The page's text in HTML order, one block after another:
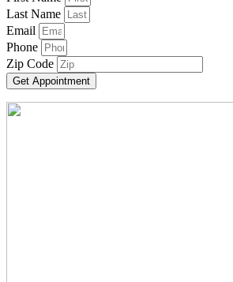
Last Name
Email
Phone
Zip Code
Get Appointment